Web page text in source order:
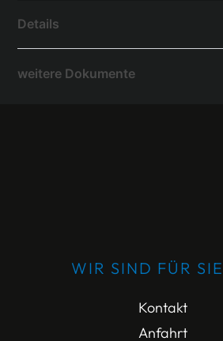
Details
weitere Dokumente
WIR SIND FÜR
Kontakt
Anfahrt